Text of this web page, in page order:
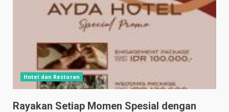
Hotel dan Restoran
Rayakan Setiap Momen Spesial dengan